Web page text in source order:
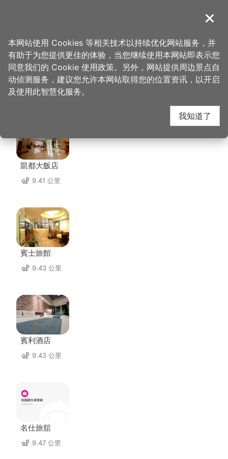
導覽
首页 > 想去的地方 > 住宿 > 温情宾馆
温情宾馆 周边住宿
凱都大飯店
9.41 公里
賓士旅館
9.43 公里
賓利酒店
9.43 公里
名仕旅舘
9.47 公里
关闭
本网站使用 Cookies 等相关技术以持续优化网站服务，并
有助于为您提供更佳的体验，当您继续使用本网站即表示您
同意我们的 Cookie 使用政策。另外，网站提供周边景点自
动侦测服务，建议您允许本网站取得您的位置资讯，以开启
及使用此智慧化服务。
我知道了